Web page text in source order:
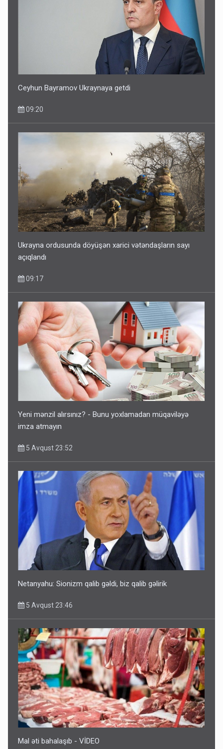
Ceyhun Bayramov Ukraynaya getdi
09:20
Ukrayna ordusunda döyüşən xarici vətəndaşların sayı
açıqlandı
09:17
Yeni mənzil alırsınız? - Bunu yoxlamadan müqaviləyə
imza atmayın
5 Avqust 23:52
Netanyahu: Sionizm qalib gəldi, biz qalib gəlirik
5 Avqust 23:46
Mal əti bahalaşıb - VİDEO